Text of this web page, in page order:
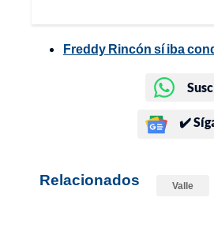
Freddy Rincón sí iba
✔️
Relacionados Valle